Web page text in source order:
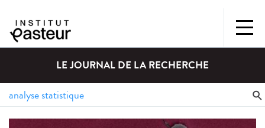
LE JOURNAL DE LA RECHERCHE